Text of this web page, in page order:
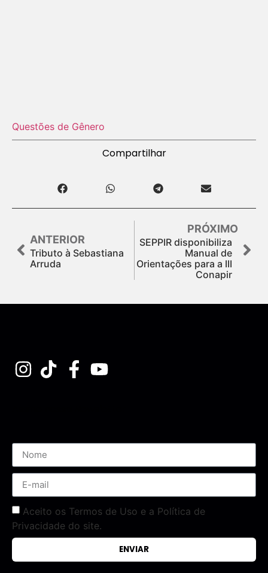
Questões de Gênero
Compartilhar
ANTERIOR
Tributo à Sebastiana
Arruda
PRÓXIMO
SEPPIR disponibiliza
Manual de
Orientações para a III
Conapir
Aceito os Termos de Uso e a Política de
Privacidade do site.
ENVIAR